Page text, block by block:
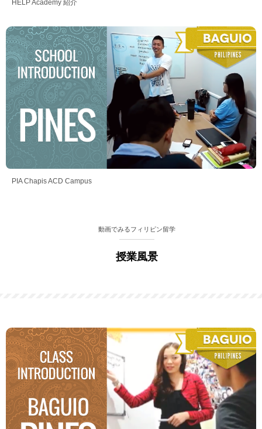
HELP Academy 紹介
PIA Chapis ACD Campus
動画でみるフィリピン留学
授業風景